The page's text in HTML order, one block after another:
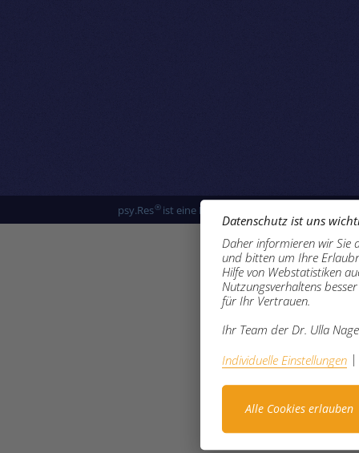
psy.Res®ist eine Marke der
Datenschutz ist uns
Daher informieren wir Sie
und bitten um Ihre
Hilfe von Webstatistiken
Nutzungsverhaltens
für Ihr Vertrauen.
Ihr Team der Dr. Ulla
Individuelle Einstellungen |
Alle Cookies erlauben